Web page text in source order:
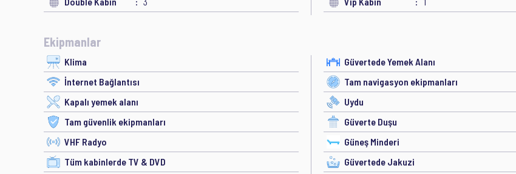
Ekipmanlar
Klima
Güvertede Yemek Alanı
İnternet Bağlantısı
Tam navigasyon ekipmanları
Kapalı yemek alanı
Uydu
Tam güvenlik ekipmanları
Güverte Duşu
VHF Radyo
Güneş Minderi
Tüm kabinlerde TV & DVD
Güvertede Jakuzi